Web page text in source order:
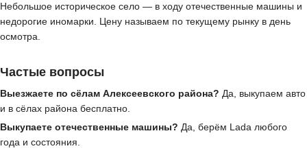
Небольшое историческое село — в ходу отечественные машины и
недорогие иномарки. Цену называем по текущему рынку в день
осмотра.
Частые вопросы
Выезжаете по сёлам Алексеевского района? Да, выкупаем авто
и в сёлах района бесплатно.
Выкупаете отечественные машины? Да, берём Lada любого
года и состояния.